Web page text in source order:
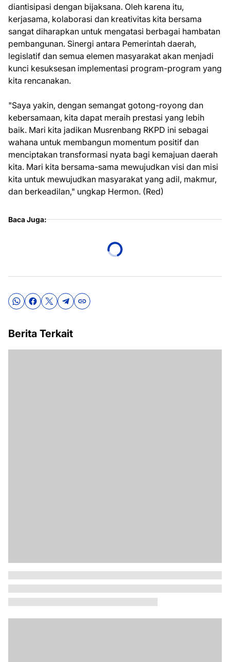
diantisipasi dengan bijaksana. Oleh karena itu,
kerjasama, kolaborasi dan kreativitas kita bersama
sangat diharapkan untuk mengatasi berbagai hambatan
pembangunan. Sinergi antara Pemerintah daerah,
legislatif dan semua elemen masyarakat akan menjadi
kunci kesuksesan implementasi program-program yang
kita rencanakan.
"Saya yakin, dengan semangat gotong-royong dan
kebersamaan, kita dapat meraih prestasi yang lebih
baik. Mari kita jadikan Musrenbang RKPD ini sebagai
wahana untuk membangun momentum positif dan
menciptakan transformasi nyata bagi kemajuan daerah
kita. Mari kita bersama-sama mewujudkan visi dan misi
kita untuk mewujudkan masyarakat yang adil, makmur,
dan berkeadilan," ungkap Hermon. (Red)
Baca Juga:
Berita Terkait